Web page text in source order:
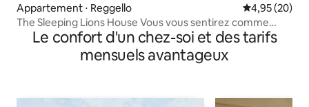
Appartement ⋅ Reggello Évaluation
4,95 (20)
The Sleeping Lions House Vous vous sentirez comme
chez vous
Le confort d'un chez-soi et des tarifs
mensuels avantageux